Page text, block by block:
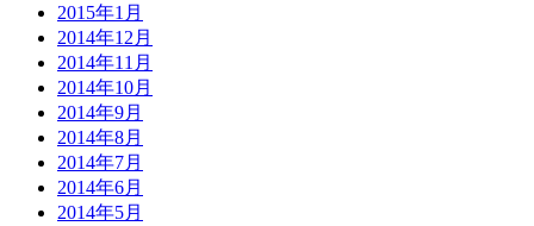
2015年1月
2014年12月
2014年11月
2014年10月
2014年9月
2014年8月
2014年7月
2014年6月
2014年5月